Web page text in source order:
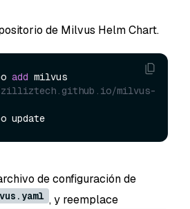
de Milvus Helm Chart.
add milvus
milvus-
de configuración de
, y reemplace